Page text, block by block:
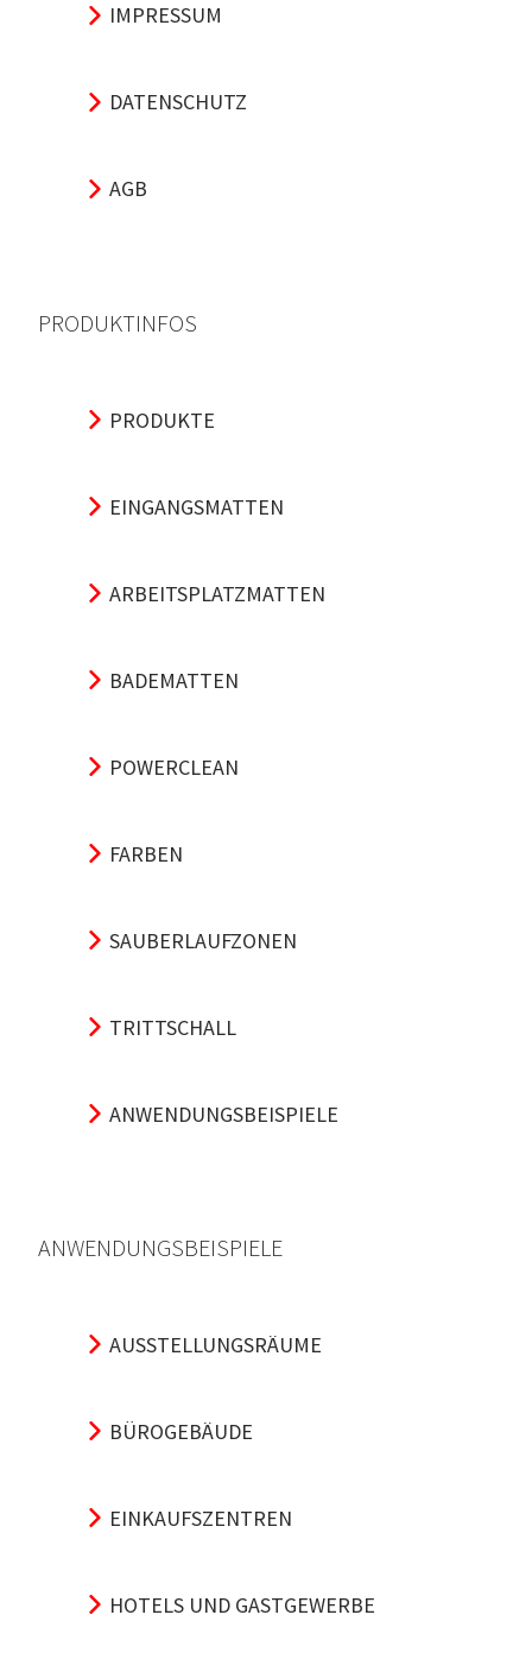
IMPRESSUM
DATENSCHUTZ
AGB
PRODUKTINFOS
PRODUKTE
EINGANGSMATTEN
ARBEITSPLATZMATTEN
BADEMATTEN
POWERCLEAN
FARBEN
SAUBERLAUFZONEN
TRITTSCHALL
ANWENDUNGSBEISPIELE
ANWENDUNGSBEISPIELE
AUSSTELLUNGSRÄUME
BÜROGEBÄUDE
EINKAUFSZENTREN
HOTELS UND GASTGEWERBE